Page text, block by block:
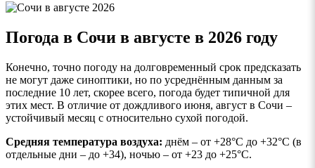
Погода в Сочи в августе в 2026 году
Конечно, точно погоду на долговременный срок предсказать
не могут даже синоптики, но по усреднённым данным за
последние 10 лет, скорее всего, погода будет типичной для
этих мест. В отличие от дождливого июня, август в Сочи –
устойчивый месяц с относительно сухой погодой.
Средняя температура воздуха: днём – от +28°C до +32°C (в
отдельные дни – до +34), ночью – от +23 до +25°C.